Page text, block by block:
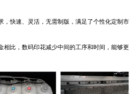
，快速、灵活，无需制版，满足了个性化定制市
相比，数码印花减少中间的工序和时间，能够更